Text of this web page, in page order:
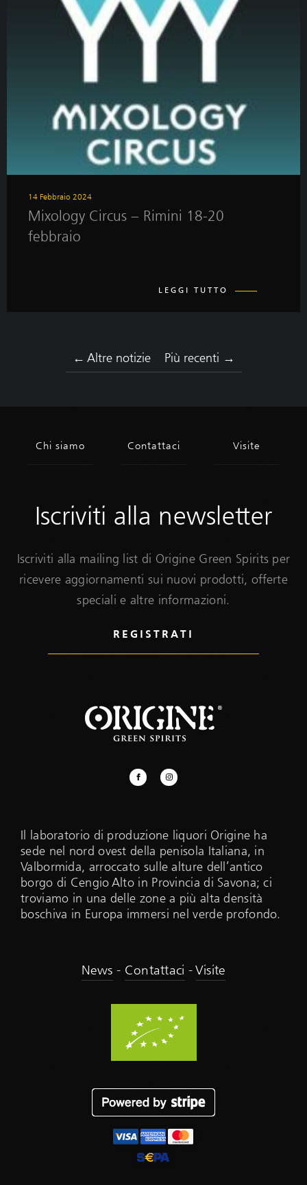
14 Febbraio 2024
Mixology Circus – Rimini 18-20
febbraio
LEGGI TUTTO
← Altre notizie Più recenti →
Iscriviti alla newsletter
Iscriviti alla mailing list di Origine Green Spirits per
ricevere aggiornamenti sui nuovi prodotti, offerte
speciali e altre informazioni.
Il laboratorio di produzione liquori Origine ha
sede nel nord ovest della penisola Italiana, in
Valbormida, arroccato sulle alture dell’antico
borgo di Cengio Alto in Provincia di Savona; ci
troviamo in una delle zone a più alta densità
boschiva in Europa immersi nel verde profondo.
News - Contattaci -Visite